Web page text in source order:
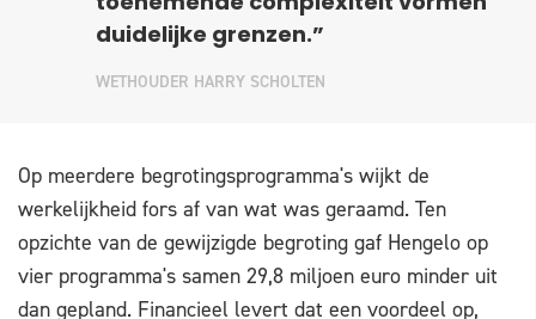
toenemende complexiteit vormen
duidelijke grenzen.”
WETHOUDER HARRY SCHOLTEN
Op meerdere begrotingsprogramma's wijkt de
werkelijkheid fors af van wat was geraamd. Ten
opzichte van de gewijzigde begroting gaf Hengelo op
vier programma's samen 29,8 miljoen euro minder uit
dan gepland. Financieel levert dat een voordeel op,